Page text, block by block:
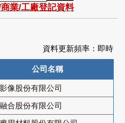
商業/工廠登記資料
資料更新頻率：即時
公司名稱
像股份有限公司
合股份有限公司